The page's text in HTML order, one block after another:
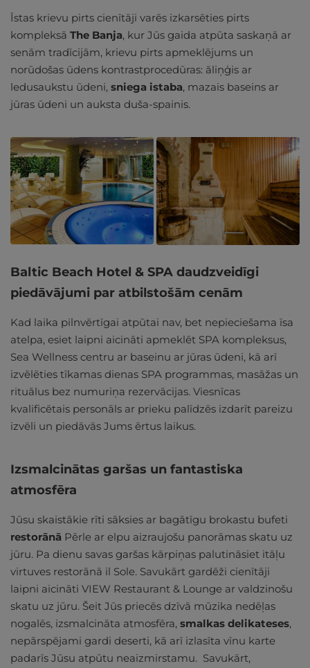
Īstas krievu pirts cienītāji varēs izkarsēties pirts
kompleksā The Banja, kur Jūs gaida atpūta saskaņā ar
senām tradīcijām, krievu pirts apmeklējums un
norūdošas ūdens kontrastprocedūras: āliņģis ar
ledusaukstu ūdeni, sniega istaba, mazais baseins ar
jūras ūdeni un auksta duša-spainis.
Baltic Beach Hotel & SPA daudzveidīgi
piedāvājumi par atbilstošām cenām
Kad laika pilnvērtīgai atpūtai nav, bet nepieciešama īsa
atelpa, esiet laipni aicināti apmeklēt SPA kompleksus,
Sea Wellness centru ar baseinu ar jūras ūdeni, kā arī
izvēlēties tīkamas dienas SPA programmas, masāžas un
rituālus bez numuriņa rezervācijas. Viesnīcas
kvalificētais personāls ar prieku palīdzēs izdarīt pareizu
izvēli un piedāvās Jums ērtus laikus.
Izsmalcinātas garšas un fantastiska
atmosfēra
Jūsu skaistākie rīti sāksies ar bagātīgu brokastu bufeti
restorānā Pērle ar elpu aizraujošu panorāmas skatu uz
jūru. Pa dienu savas garšas kārpiņas palutināsiet itāļu
virtuves restorānā il Sole. Savukārt gardēži cienītāji
laipni aicināti VIEW Restaurant & Lounge ar valdzinošu
skatu uz jūru. Šeit Jūs priecēs dzīvā mūzika nedēļas
nogalēs, izsmalcināta atmosfēra, smalkas delikateses,
nepārspējami gardi deserti, kā arī izlasīta vīnu karte
padarīs Jūsu atpūtu neaizmirstamu. Savukārt,